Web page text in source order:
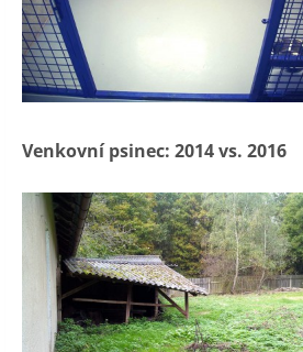
Venkovní psinec: 2014 vs. 2016